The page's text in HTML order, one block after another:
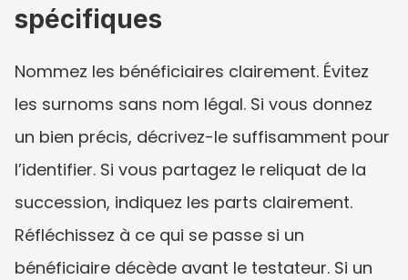
spécifiques
Nommez les bénéficiaires clairement. Évitez
les surnoms sans nom légal. Si vous donnez
un bien précis, décrivez-le suffisamment pour
l’identifier. Si vous partagez le reliquat de la
succession, indiquez les parts clairement.
Réfléchissez à ce qui se passe si un
bénéficiaire décède avant le testateur. Si un